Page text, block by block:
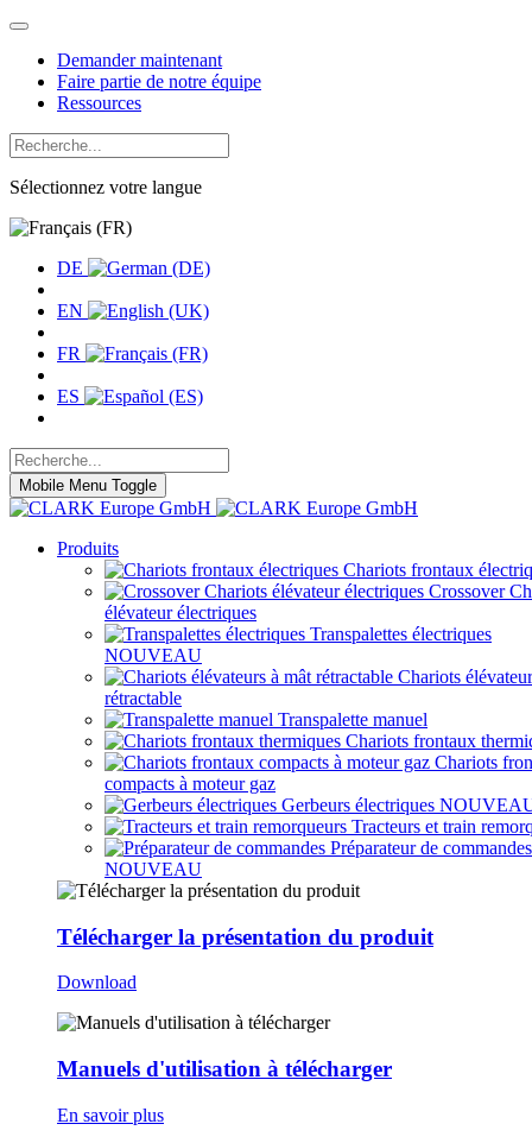
Demander maintenant
Faire partie de notre équipe
Ressources
Sélectionnez votre langue
DE
EN
FR
ES
Mobile Menu Toggle
Produits
Chariots frontaux
Crossover
élévateur électriques
Transpalettes électriques
NOUVEAU
Chariots
rétractable
Transpalette manuel
Chariots frontaux
Chariots
compacts à moteur gaz
Gerbeurs électriques
Tracteurs et train
Préparateur de commandes
NOUVEAU
Télécharger la présentation du produit
Download
Manuels d'utilisation à télécharger
En savoir plus